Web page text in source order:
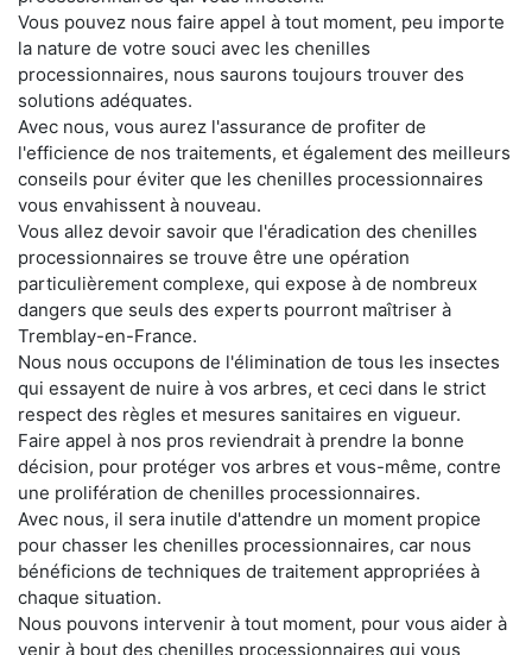
Vous pouvez nous faire appel à tout moment, peu importe
la nature de votre souci avec les chenilles
processionnaires, nous saurons toujours trouver des
solutions adéquates.
Avec nous, vous aurez l'assurance de profiter de
l'efficience de nos traitements, et également des meilleurs
conseils pour éviter que les chenilles processionnaires
vous envahissent à nouveau.
Vous allez devoir savoir que l'éradication des chenilles
processionnaires se trouve être une opération
particulièrement complexe, qui expose à de nombreux
dangers que seuls des experts pourront maîtriser à
Tremblay-en-France.
Nous nous occupons de l'élimination de tous les insectes
qui essayent de nuire à vos arbres, et ceci dans le strict
respect des règles et mesures sanitaires en vigueur.
Faire appel à nos pros reviendrait à prendre la bonne
décision, pour protéger vos arbres et vous-même, contre
une prolifération de chenilles processionnaires.
Avec nous, il sera inutile d'attendre un moment propice
pour chasser les chenilles processionnaires, car nous
bénéficions de techniques de traitement appropriées à
chaque situation.
Nous pouvons intervenir à tout moment, pour vous aider à
venir à bout des chenilles processionnaires qui vous